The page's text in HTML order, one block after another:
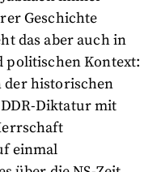
Geschichte
das aber auch in
politischen Kontext:
der historischen
Diktatur mit
einmal